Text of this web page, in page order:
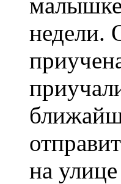
недели.
на